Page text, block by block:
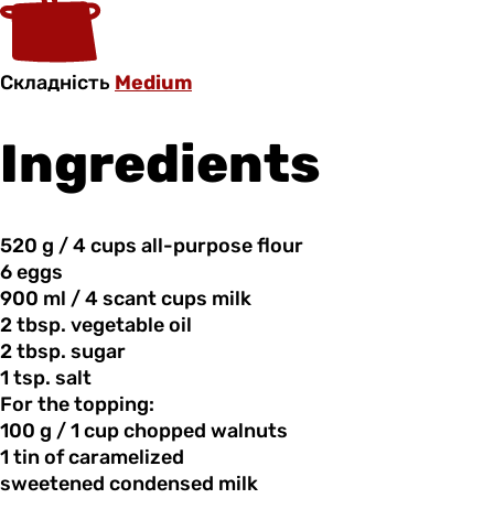
Складність Medium
Ingredients
520 g /4 cups all-purpose flour
6 eggs
900 ml /4 scant cups milk
2 tbsp. vegetableoil
2 tbsp. sugar
1 tsp. salt
For the topping:
100 g /1 cup chopped walnuts
1 tinofcaramelized
sweetened condensed milk